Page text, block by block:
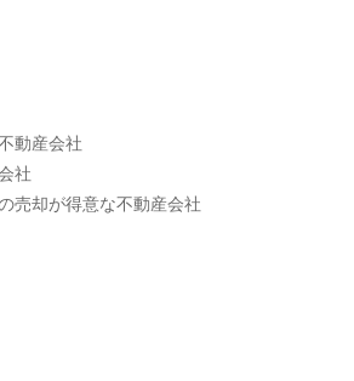
動産会社
社
売却が得意な不動産会社